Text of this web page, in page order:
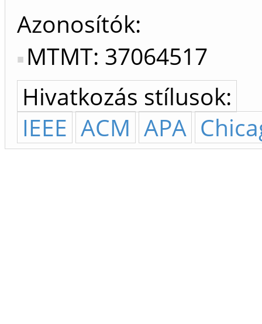
Azonosítók
MTMT: 37064517
Hivatkozás stílusok:
IEEE ACM APA